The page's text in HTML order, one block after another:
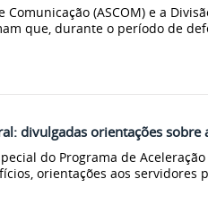
Comunicação (ASCOM) e a
que, durante o período de
divulgadas orientações sobre
do Programa de
orientações aos servidores